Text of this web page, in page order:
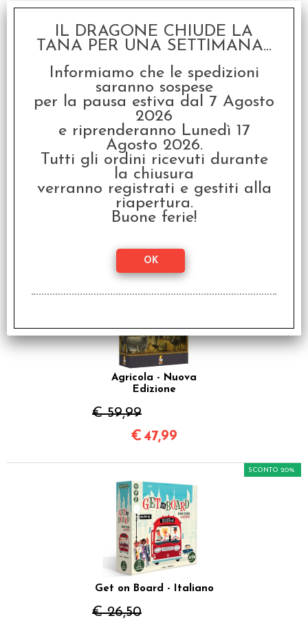
Bang! La Pallottola -
Deluxe Edition
€ 39,99
SCONTO 20%
€31,99
Agricola - Nuova
Edizione
€ 59,99
€47,99
Get on Board - Italiano
€ 26,50
SCONTO 20%
IL DRAGONE CHIUDE LA
TANA PER UNA SETTIMANA...
Informiamo che le spedizioni
saranno sospese
per la pausa estiva dal 7 Agosto
2026
e riprenderanno Lunedì 17
Agosto 2026.
Tutti gli ordini ricevuti durante
la chiusura
verranno registrati e gestiti alla
riapertura.
Buone ferie!